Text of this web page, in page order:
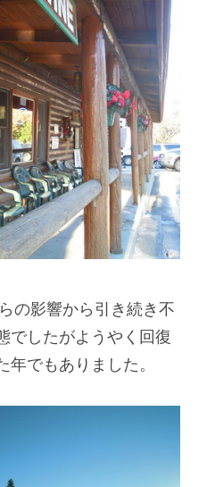
の影響から引き続き不
でしたがようやく回復
でもありました。